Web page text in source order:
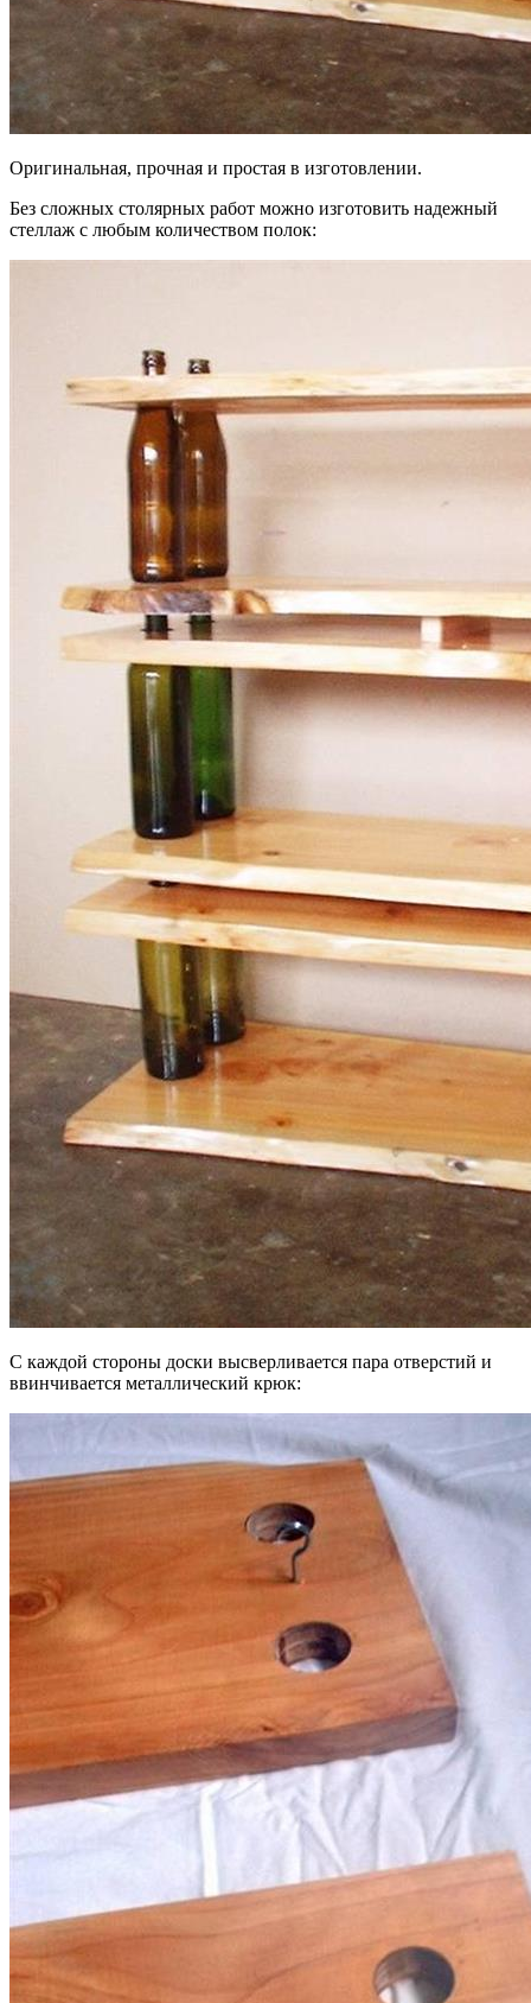
Оригинальная, прочная и простая в изготовлении.
Без сложных столярных работ можно изготовить надежный
стеллаж с любым количеством полок:
С каждой стороны доски высверливается пара отверстий и
ввинчивается металлический крюк: